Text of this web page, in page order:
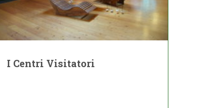
I Centri Visitatori